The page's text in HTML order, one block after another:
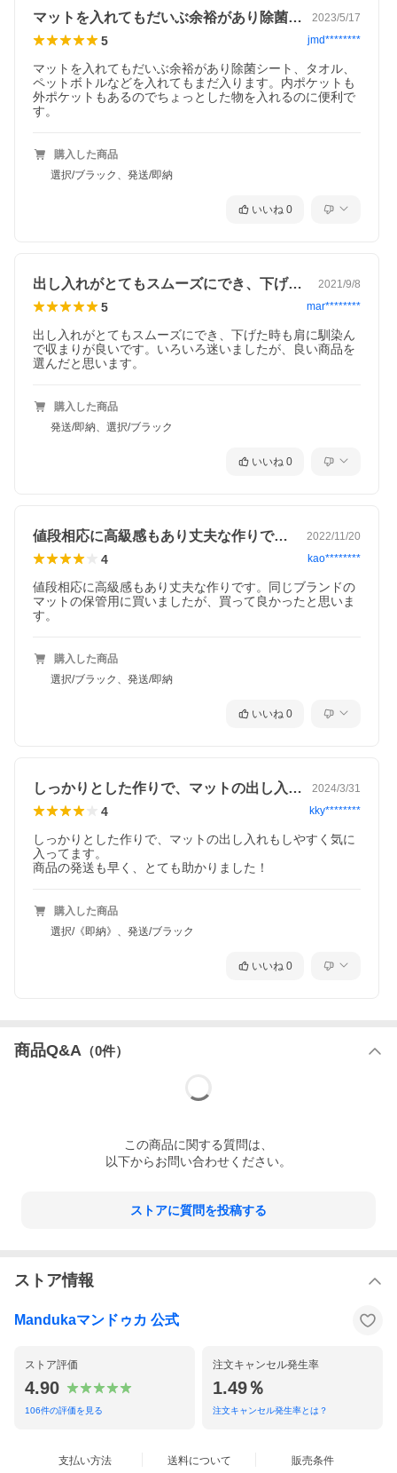
マットを入れてもだいぶ余裕があり除菌シ… 2023/5/17
5 jmd********
マットを入れてもだいぶ余裕があり除菌シート、タオル、
ペットボトルなどを入れてもまだ入ります。内ポケットも
外ポケットもあるのでちょっとした物を入れるのに便利で
す。
購入した商品
選択/ブラック、発送/即納
いいね 0
出し入れがとてもスムーズにでき、下げた… 2021/9/8
5 mar********
出し入れがとてもスムーズにでき、下げた時も肩に馴染ん
で収まりが良いです。いろいろ迷いましたが、良い商品を
選んだと思います。
購入した商品
発送/即納、選択/ブラック
いいね 0
値段相応に高級感もあり丈夫な作りです。… 2022/11/20
4 kao********
値段相応に高級感もあり丈夫な作りです。同じブランドの
マットの保管用に買いましたが、買って良かったと思いま
す。
購入した商品
選択/ブラック、発送/即納
いいね 0
しっかりとした作りで、マットの出し入れ… 2024/3/31
4 kky********
しっかりとした作りで、マットの出し入れもしやすく気に
入ってます。
商品の発送も早く、とても助かりました！
購入した商品
選択/《即納》、発送/ブラック
いいね 0
商品Q&A （0件）
この商品に関する質問は、
以下からお問い合わせください。
ストアに質問を投稿する
ストア情報
Mandukaマンドゥカ 公式
ストア評価
4.90
106件の評価を見る
注文キャンセル発生率
1.49％
注文キャンセル発生率とは？
支払い方法 送料について 販売条件